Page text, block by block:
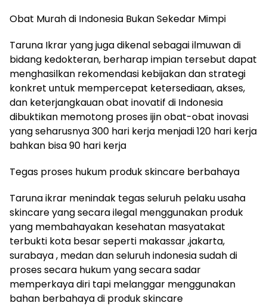
Obat Murah di Indonesia Bukan Sekedar Mimpi
Taruna Ikrar yang juga dikenal sebagai ilmuwan di
bidang kedokteran, berharap impian tersebut dapat
menghasilkan rekomendasi kebijakan dan strategi
konkret untuk mempercepat ketersediaan, akses,
dan keterjangkauan obat inovatif di Indonesia
dibuktikan memotong proses ijin obat-obat inovasi
yang seharusnya 300 hari kerja menjadi 120 hari kerja
bahkan bisa 90 hari kerja
Tegas proses hukum produk skincare berbahaya
Taruna ikrar menindak tegas seluruh pelaku usaha
skincare yang secara ilegal menggunakan produk
yang membahayakan kesehatan masyatakat
terbukti kota besar seperti makassar ,jakarta,
surabaya , medan dan seluruh indonesia sudah di
proses secara hukum yang secara sadar
memperkaya diri tapi melanggar menggunakan
bahan berbahaya di produk skincare